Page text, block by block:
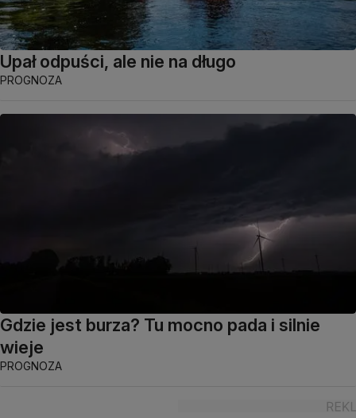
Upał odpuści, ale nie na długo
PROGNOZA
Gdzie jest burza? Tu mocno pada i silnie
wieje
PROGNOZA